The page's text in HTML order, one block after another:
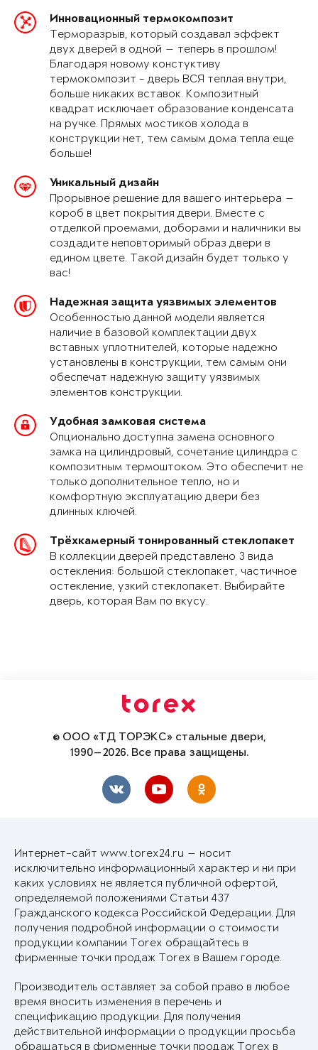
Инновационный термокомпозит
Терморазрыв, который создавал эффект
двух дверей в одной — теперь в прошлом!
Благодаря новому констуктиву
термокомпозит - дверь ВСЯ теплая внутри,
больше никаких вставок. Композитный
квадрат исключает образование конденсата
на ручке. Прямых мостиков холода в
конструкции нет, тем самым дома тепла еще
больше!
Уникальный дизайн
Прорывное решение для вашего интерьера —
короб в цвет покрытия двери. Вместе с
отделкой проемами, доборами и наличники вы
создадите неповторимый образ двери в
едином цвете. Такой дизайн будет только у
вас!
Надежная защита уязвимых элементов
Особенностью данной модели является
наличие в базовой комплектации двух
вставных уплотнителей, которые надежно
установлены в конструкции, тем самым они
обеспечат надежную защиту уязвимых
элементов конструкции.
Удобная замковая система
Опционально доступна замена основного
замка на цилиндровый, сочетание цилиндра с
композитным термоштоком. Это обеспечит не
только дополнительное тепло, но и
комфортную эксплуатацию двери без
длинных ключей.
Трёхкамерный тонированный стеклопакет
В коллекции дверей представлено 3 вида
остекления: большой стеклопакет, частичное
остекление, узкий стеклопакет. Выбирайте
дверь, которая Вам по вкусу.
© ООО «ТД ТОРЭКС» стальные двери,
1990—2026. Все права защищены.
Интернет-сайт www.torex24.ru — носит
исключительно информационный характер и ни при
каких условиях не является публичной офертой,
определяемой положениями Статьи 437
Гражданского кодекса Российской Федерации. Для
получения подробной информации о стоимости
продукции компании Torex обращайтесь в
фирменные точки продаж Torex в Вашем городе.
Производитель оставляет за собой право в любое
время вносить изменения в перечень и
спецификацию продукции. Для получения
действительной информации о продукции просьба
обращаться в фирменные точки продаж Torex в